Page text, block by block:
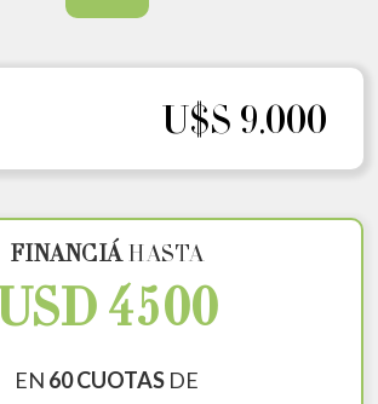
U$S 9.000
FINANCIÁHASTA
USD 4500
EN 60 CUOTAS DE